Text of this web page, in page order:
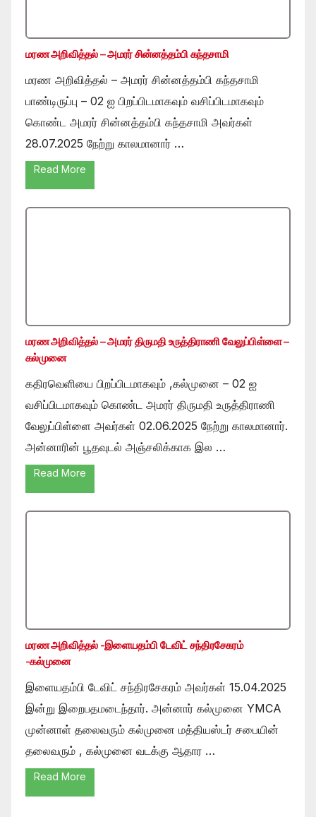
மரண அறிவித்தல் – அமரர் சின்னத்தம்பி கந்தசாமி
மரண அறிவித்தல் – அமரர் சின்னத்தம்பி கந்தசாமி
பாண்டிருப்பு – 02 ஐ பிறப்பிடமாகவும் வசிப்பிடமாகவும்
கொண்ட அமரர் சின்னத்தம்பி கந்தசாமி அவர்கள்
28.07.2025 நேற்று காலமானார் …
Read More
மரண அறிவித்தல் – அமரர் திருமதி உருத்திராணி வேலுப்பிள்ளை –
கல்முனை
கதிரவெளியை பிறப்பிடமாகவும் ,கல்முனை – 02 ஐ
வசிப்பிடமாகவும் கொண்ட அமரர் திருமதி உருத்திராணி
வேலுப்பிள்ளை அவர்கள் 02.06.2025 நேற்று காலமானார்.
அன்னாரின் பூதவுடல் அஞ்சலிக்காக இல …
Read More
மரண அறிவித்தல் -இளையதம்பி டேவிட் சந்திரசேகரம்
-கல்முனை
இளையதம்பி டேவிட் சந்திரசேகரம் அவர்கள் 15.04.2025
இன்று இறைபதமடைந்தார். அன்னார் கல்முனை YMCA
முன்னாள் தலைவரும் கல்முனை மத்தியஸ்டர் சபையின்
தலைவரும் , கல்முனை வடக்கு ஆதார …
Read More